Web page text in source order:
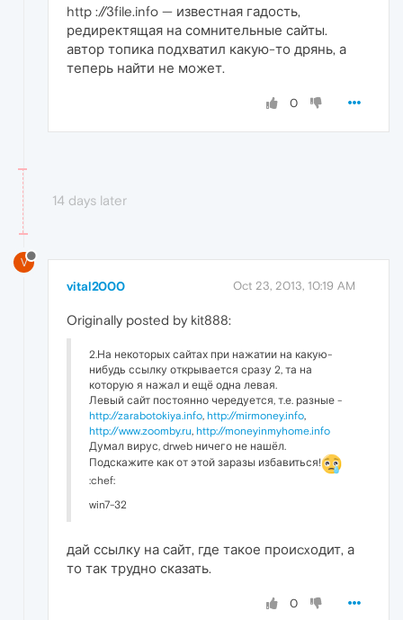
http ://3file.info — известная гадость,
редиректящая на сомнительные сайты.
автор топика подхватил какую-то дрянь, а
теперь найти не может.
0
14 days later
V
vital2000 Oct 23, 2013, 10:19 AM
Originally posted by kit888:
2.На некоторых сайтах при нажатии на какую-
нибудь ссылку открывается сразу 2, та на
которую я нажал и ещё одна левая.
Левый сайт постоянно чередуется, т.е. разные -
http://zarabotokiya.info, http://mirmoney.info,
http://www.zoomby.ru, http://moneyinmyhome.info
Думал вирус, drweb ничего не нашёл.
Подскажите как от этой заразы избавиться!
:chef:
win7-32
дай ссылку на сайт, где такое проиcxодит, а
то так трудно сказать.
0